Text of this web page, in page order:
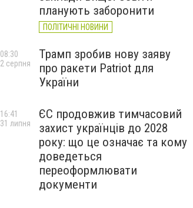
планують заборонити
ПОЛІТИЧНІ НОВИНИ
Трамп зробив нову заяву
про ракети Patriot для
України
08:30
2 серпня
ЄС продовжив тимчасовий
захист українців до 2028
року: що це означає та кому
доведеться
переоформлювати
документи
16:41
31 липня